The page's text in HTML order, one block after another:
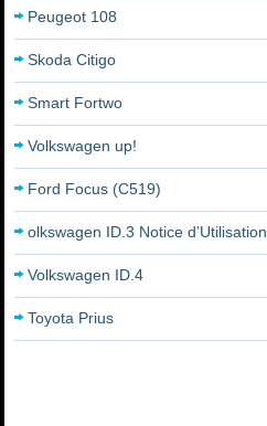
Peugeot 108
Skoda Citigo
Smart Fortwo
Volkswagen up!
Ford Focus (C519)
olkswagen ID.3 Notice d’Utilisation
Volkswagen ID.4
Toyota Prius